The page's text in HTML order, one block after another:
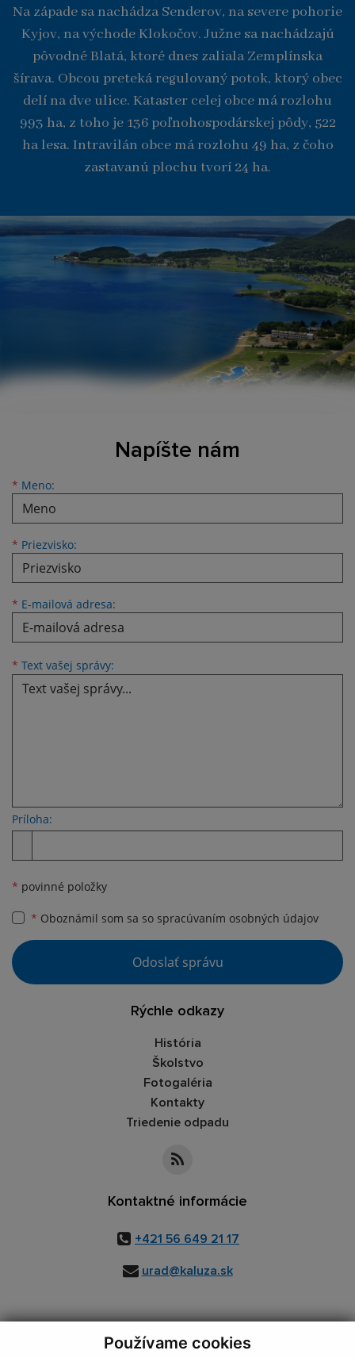
Používame cookies
Na západe sa nachádza Senderov, na severe pohorie
Kyjov, na východe Klokočov. Južne sa nachádzajú
pôvodné Blatá, ktoré dnes zaliala Zemplínska
šírava. Obcou preteká regulovaný potok, ktorý obec
delí na dve ulice. Kataster celej obce má rozlohu
993 ha, z toho je 136 poľnohospodárskej pôdy, 522
ha lesa. Intravilán obce má rozlohu 49 ha, z čoho
zastavanú plochu tvorí 24 ha.
Napíšte nám
* Meno:
Meno
* Priezvisko:
Priezvisko
* E-mailová adresa:
E-mailová adresa
* Text vašej správy:
Príloha:
* povinné položky
* Oboznámil som sa so spracúvaním osobných údajov
Google reCaptcha Response
Odoslať správu
Rýchle odkazy
História
Školstvo
Fotogaléria
Kontakty
Triedenie odpadu
Kontaktné informácie
+421 56 649 21 17
urad@kaluza.sk
využite možnosť získavania aktuálnych informácií s využitím RSS